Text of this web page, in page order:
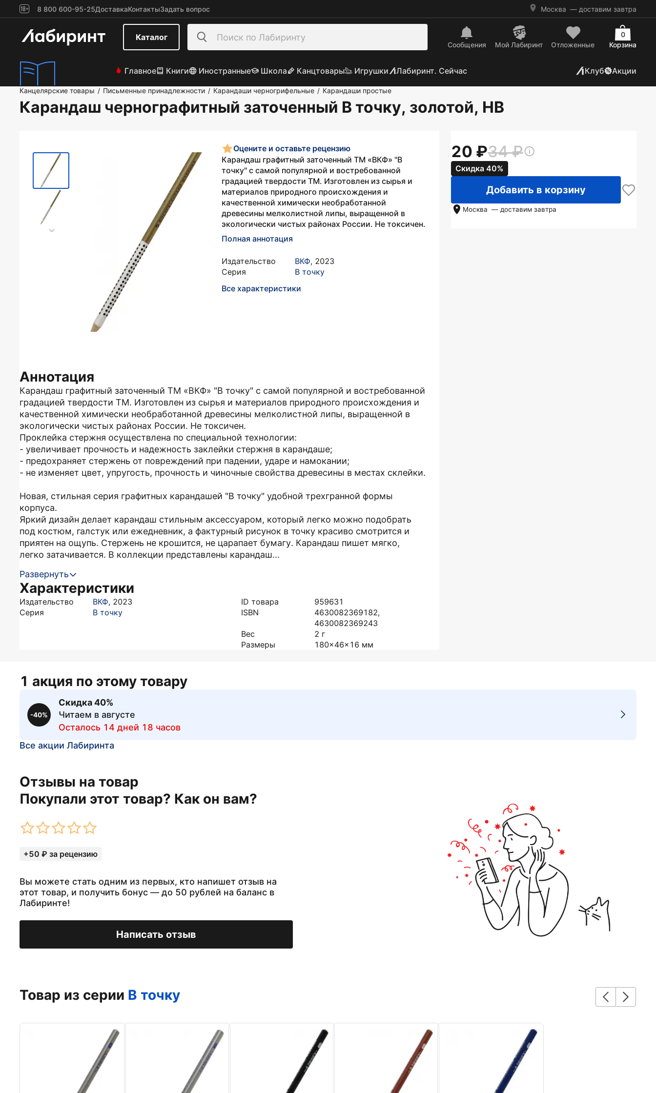
8 800 600-95-25ДоставкаКонтактыЗадать вопрос Москва — доставим завтра
Каталог
Сообщения Mой Лабиринт Отложенные Корзина
0
Главное Книги Иностранные Школа Канцтовары Игрушки Лабиринт. Сейчас Клуб Акции
Канцелярские товары / Письменные принадлежности / Карандаши черногрифельные / Карандаши простые
Карандаш чернографитный заточенный В точку, золотой, HB
Оцените и оставьте рецензию
Карандаш графитный заточенный ТМ «ВКФ» "В
точку" с самой популярной и востребованной
градацией твердости ТМ. Изготовлен из сырья и
материалов природного происхождения и
качественной химически необработанной
древесины мелколистной липы, выращенной в
экологически чистых районах России. Не токсичен.
Полная аннотация
Издательство ВКФ, 2023
Серия
В точку
Все характеристики
Аннотация
Карандаш графитный заточенный ТМ «ВКФ» "В точку" с самой популярной и востребованной
градацией твердости ТМ. Изготовлен из сырья и материалов природного происхождения и
качественной химически необработанной древесины мелколистной липы, выращенной в
экологически чистых районах России. Не токсичен.
Проклейка стержня осуществлена по специальной технологии:
- увеличивает прочность и надежность заклейки стержня в карандаше;
- предохраняет стержень от повреждений при падении, ударе и намокании;
- не изменяет цвет, упругость, прочность и чиночные свойства древесины в местах склейки.
Новая, стильная серия графитных карандашей "В точку" удобной трехгранной формы
корпуса.
Яркий дизайн делает карандаш стильным аксессуаром, который легко можно подобрать
под костюм, галстук или ежедневник, а фактурный рисунок в точку красиво смотрится и
приятен на ощупь. Стержень не крошится, не царапает бумагу. Карандаш пишет мягко,
легко затачивается. В коллекции представлены карандаш...
Развернуть
Характеристики
Издательство ВКФ, 2023
Серия
В точку
ID товара
959631
ISBN
4630082369182,
4630082369243
Вес
2 г
Размеры
180x46x16 мм
20 34
Скидка 40%
Добавить в корзину
Москва — доставим завтра
1 акция по этому товару
-40%
Скидка 40%
Читаем в августе
Осталось 14 дней 18 часов
Все акции Лабиринта
Отзывы на товар
Покупали этот товар? Как он вам?
+50 ₽ за рецензию
Вы можете стать одним из первых, кто напишет отзыв на
этот товар, и получить бонус — до 50 рублей на баланс в
Лабиринте!
Написать отзыв
Товар из серии В точку